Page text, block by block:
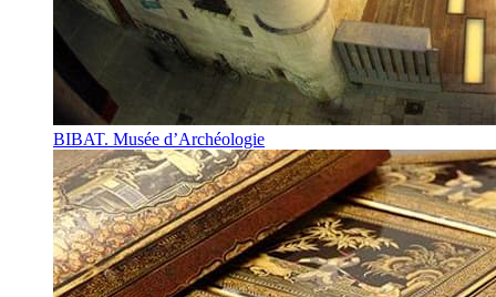
BIBAT. Musée d’Archéologie